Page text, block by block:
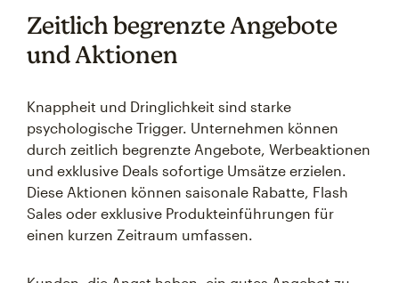
Zeitlich begrenzte Angebote
und Aktionen
Knappheit und Dringlichkeit sind starke
psychologische Trigger. Unternehmen können
durch zeitlich begrenzte Angebote, Werbeaktionen
und exklusive Deals sofortige Umsätze erzielen.
Diese Aktionen können saisonale Rabatte, Flash
Sales oder exklusive Produkteinführungen für
einen kurzen Zeitraum umfassen.